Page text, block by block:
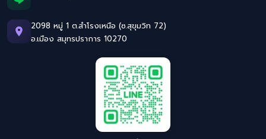
2098 หมู่ 1 ต.สำโรงเหนือ (ซ.สุขุมวิท 72)
อ.เมือง สมุทรปราการ 10270